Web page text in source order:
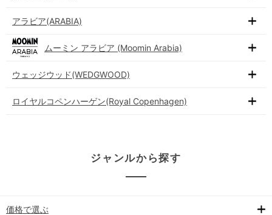
アラビア(ARABIA)
ムーミン アラビア (Moomin Arabia)
ウェッジウッド(WEDGWOOD)
ロイヤルコペンハーゲン(Royal Copenhagen)
ジャンルから探す
価格で選ぶ